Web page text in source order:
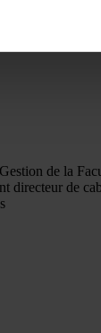
de la
de